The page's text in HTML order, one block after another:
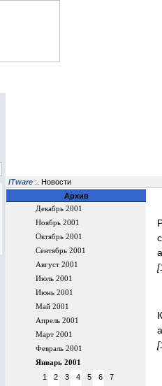
ITware :. Новости
Архив
Декабрь 2001
Ноябрь 2001
Октябрь 2001
Сентябрь 2001
Август 2001
Июль 2001
Июнь 2001
Май 2001
Апрель 2001
Март 2001
Февраль 2001
Январь 2001
1 2 3 4 5 6
7